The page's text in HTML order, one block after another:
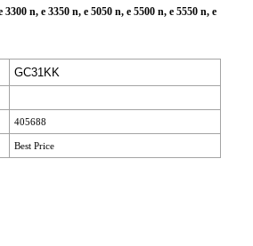
n, e 3350 n, e 5050 n, e 5500 n, e 5550 n, e
GC31KK
405688
Best Price